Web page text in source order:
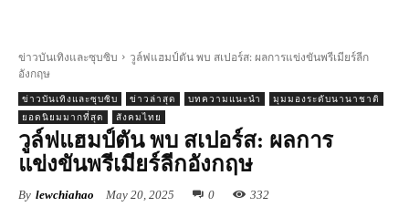
ข่าวบันเทิงและซุบซิบ
วูล์ฟแฮมป์ตัน พบ สเปอร์ส: ผลการแข่งขันพรีเมียร์ลีก
อังกฤษ
ข่าวบันเทิงและซุบซิบ ข่าวล่าสุด บทความแนะนำ
มุมมองระดับนานาชาติ
ยอดนิยมมากที่สุด
สังคมไทย
วูล์ฟแฮมป์ตัน พบ สเปอร์ส: ผลการ
แข่งขันพรีเมียร์ลีกอังกฤษ
By lewchiahao May 20, 2025 0 332